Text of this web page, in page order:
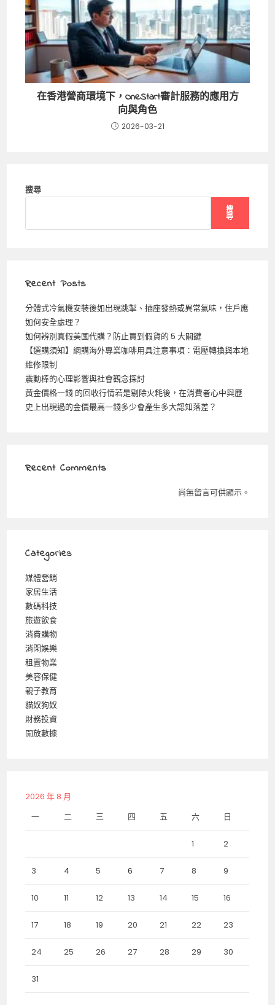
在香港營商環境下，OneStart審計服務的應用方
向與角色
2026-03-21
搜尋
搜
尋
Recent Posts
分體式冷氣機安裝後如出現跳掣、插座發熱或異常氣味，住戶應
如何安全處理？
如何辨別真假美國代購？防止買到假貨的 5 大關鍵
【選購須知】網購海外專業咖啡用具注意事項：電壓轉換與本地
維修限制
震動棒的心理影響與社會觀念探討
黃金價格一錢 的回收行情若是剔除火耗後，在消費者心中與歷
史上出現過的金價最高一錢多少會產生多大認知落差？
Recent Comments
尚無留言可供顯示。
Categories
媒體營銷
家居生活
數碼科技
旅遊飲食
消費購物
消閑娛樂
租置物業
美容保健
親子教育
貓奴狗奴
財務投資
開放數據
2026 年 8 月
一
二 三 四 五 六 日
1 2
3 4 5 6 7 8 9
10 11 12 13 14 15 16
17 18 19 20 21 22 23
24 25 26 27 28 29 30
31